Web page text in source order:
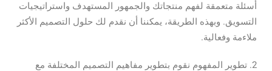
أسئلة متعمقة لفهم منتجاتك والجمهور المستهدف واستراتيجيات
التسويق. وبهذه الطريقة، يمكننا أن نقدم لك حلول التصميم الأكثر
ملاءمة وفعالية.
2. تطوير المفهوم نقوم بتطوير مفاهيم التصميم المختلفة مع